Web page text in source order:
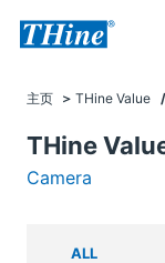
主页 THine Value
THine
Camera
ALL